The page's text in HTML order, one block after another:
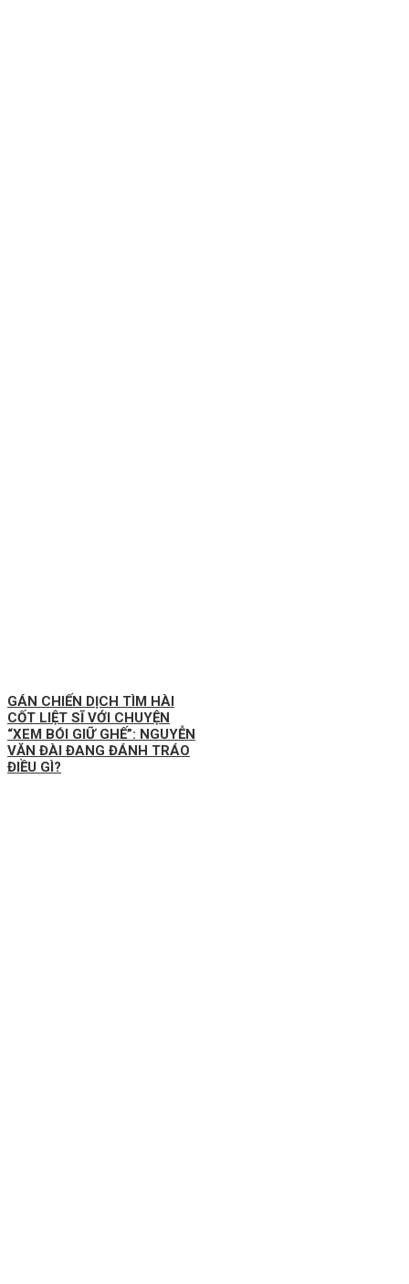
GÁN CHIẾN DỊCH TÌM HÀI
CỐT LIỆT SĨ VỚI CHUYỆN
“XEM BÓI GIỮ GHẾ”: NGUYỄN
VĂN ĐÀI ĐANG ĐÁNH TRÁO
ĐIỀU GÌ?